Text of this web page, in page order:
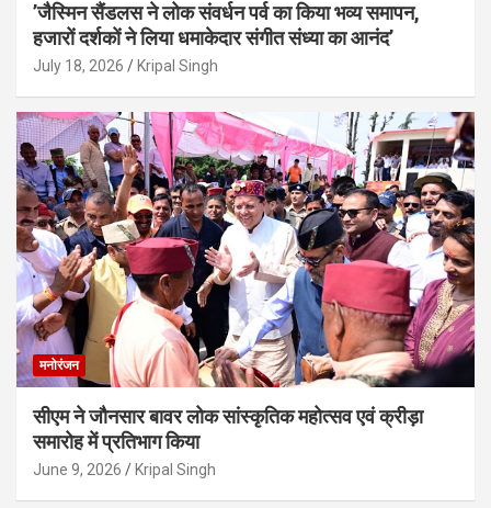
’जैस्मिन सैंडलस ने लोक संवर्धन पर्व का किया भव्य समापन,
हजारों दर्शकों ने लिया धमाकेदार संगीत संध्या का आनंद’
July 18, 2026 Kripal Singh
मनोरंजन
सीएम ने जौनसार बावर लोक सांस्कृतिक महोत्सव एवं क्रीड़ा
समारोह में प्रतिभाग किया
June 9, 2026 Kripal Singh